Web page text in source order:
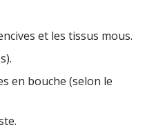
et les tissus mous.
en bouche (selon le